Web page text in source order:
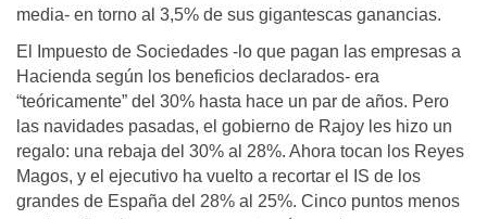
media- en torno al 3,5% de sus gigantes­cas ganancias.
El Impuesto de Sociedades -lo que pagan las empresas a
Hacienda según los beneficios declarados- era
“teóricamente” del 30% hasta hace un par de años. Pero
las navidades pasadas, el gobierno de Rajoy les hizo un
regalo: una rebaja del 30% al 28%. Ahora tocan los Reyes
Magos, y el ejecutivo ha vuelto a recortar el IS de los
grandes de España del 28% al 25%. Cinco puntos menos